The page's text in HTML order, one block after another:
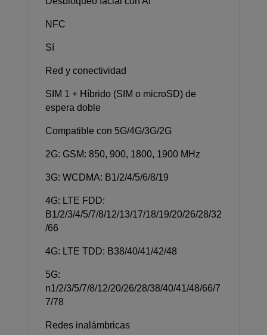
NFC
Sí
Red y conectividad
SIM 1 + Híbrido (SIM o microSD) de
espera doble
Compatible con 5G/4G/3G/2G
2G: GSM: 850, 900, 1800, 1900 MHz
3G: WCDMA: B1/2/4/5/6/8/19
4G: LTE FDD:
B1/2/3/4/5/7/8/12/13/17/18/19/20/26/28/32
/66
4G: LTE TDD: B38/40/41/42/48
5G:
n1/2/3/5/7/8/12/20/26/28/38/40/41/48/66/7
7/78
Redes inalámbricas